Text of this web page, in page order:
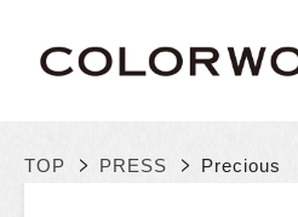
TOP > PRESS > Precious